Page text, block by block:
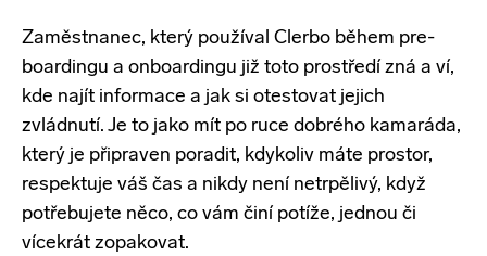
Zaměstnanec, který používal Clerbo během pre-
boardingu a onboardingu již toto prostředí zná a ví,
kde najít informace a jak si otestovat jejich
zvládnutí. Je to jako mít po ruce dobrého kamaráda,
který je připraven poradit, kdykoliv máte prostor,
respektuje váš čas a nikdy není netrpělivý, když
potřebujete něco, co vám činí potíže, jednou či
vícekrát zopakovat.